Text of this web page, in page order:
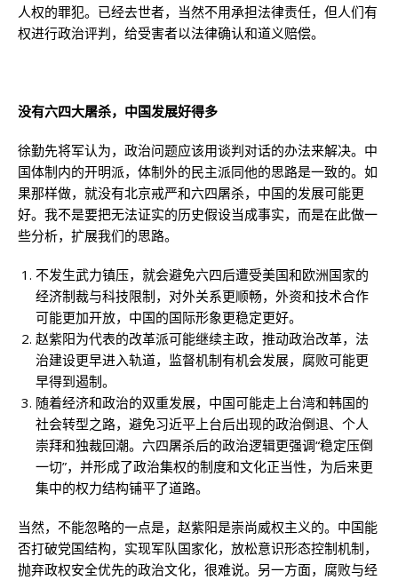
人权的罪犯。已经去世者，当然不用承担法律责任，但人们有
权进行政治评判，给受害者以法律确认和道义赔偿。
没有六四大屠杀，中国发展好得多
徐勤先将军认为，政治问题应该用谈判对话的办法来解决。中
国体制内的开明派，体制外的民主派同他的思路是一致的。如
果那样做，就没有北京戒严和六四屠杀，中国的发展可能更
好。我不是要把无法证实的历史假设当成事实，而是在此做一
些分析，扩展我们的思路。
不发生武力镇压，就会避免六四后遭受美国和欧洲国家的
经济制裁与科技限制，对外关系更顺畅，外资和技术合作
可能更加开放，中国的国际形象更稳定更好。
赵紫阳为代表的改革派可能继续主政，推动政治改革，法
治建设更早进入轨道，监督机制有机会发展，腐败可能更
早得到遏制。
随着经济和政治的双重发展，中国可能走上台湾和韩国的
社会转型之路，避免习近平上台后出现的政治倒退、个人
崇拜和独裁回潮。六四屠杀后的政治逻辑更强调“稳定压倒
一切”，并形成了政治集权的制度和文化正当性，为后来更
集中的权力结构铺平了道路。
当然，不能忽略的一点是，赵紫阳是崇尚威权主义的。中国能
否打破党国结构，实现军队国家化，放松意识形态控制机制，
抛弃政权安全优先的政治文化，很难说。另一方面，腐败与经